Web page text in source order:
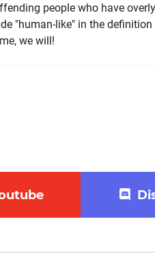
people who have
"human-like" in the
we will!